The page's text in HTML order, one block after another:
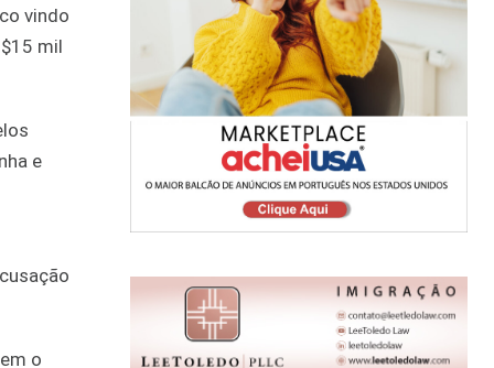
vindo
mil
e
o